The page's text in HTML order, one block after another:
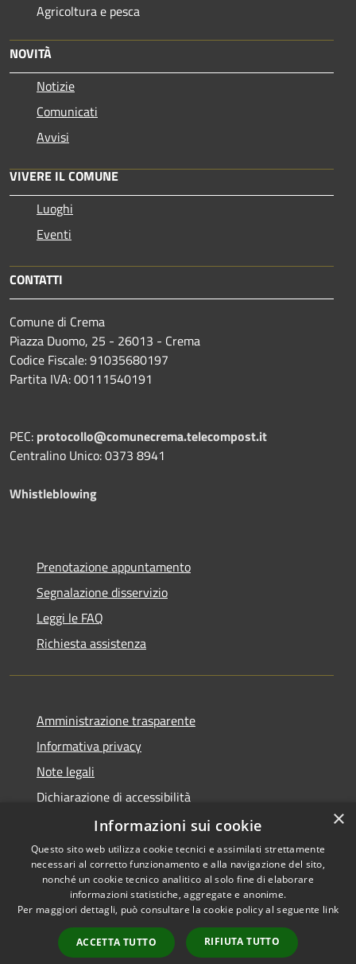
Agricoltura e pesca
NOVITÀ
Notizie
Comunicati
Avvisi
VIVERE IL COMUNE
Luoghi
Eventi
CONTATTI
Comune di Crema
Piazza Duomo, 25 - 26013 - Crema
Codice Fiscale: 91035680197
Partita IVA: 00111540191
PEC: protocollo@comunecrema.telecompost.it
Centralino Unico: 0373 8941
Whistleblowing
Prenotazione appuntamento
Segnalazione disservizio
Leggi le FAQ
Richiesta assistenza
Amministrazione trasparente
Informativa privacy
Note legali
Dichiarazione di accessibilità
Piano di miglioramento dei servizi
RSS
Accessibilità
Copyright © 2026 • Comune di
Municipium•
Accesso
×
Informazioni sui cookie
Questo sito web utilizza cookie tecnici e assimilati strettamente
necessari al corretto funzionamento e alla navigazione del sito,
nonché un cookie tecnico analitico al solo fine di elaborare
informazioni statistiche, aggregate e anonime.
Per maggiori dettagli, può consultare la cookie policy al seguente link
ACCETTA TUTTO RIFIUTA TUTTO